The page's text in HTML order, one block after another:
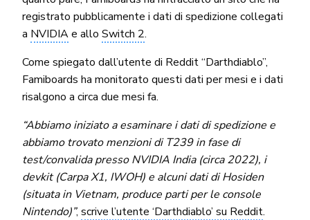
registrato pubblicamente i dati di spedizione collegati
a NVIDIAe alloSwitch 2.
Come spiegato dall’utente di Reddit “Darthdiablo”,
Famiboards ha monitorato questi dati per mesi e i dati
risalgono a circa due mesi fa.
“Abbiamo iniziato a esaminare i dati di spedizione e
abbiamo trovato menzioni di T239 in fase di
test/convalida presso NVIDIA India (circa 2022), i
devkit (Carpa X1, IWOH) e alcuni dati di Hosiden
(situata in Vietnam, produce parti per le console
Nintendo)”, scrive l’utente ‘Darthdiablo’ su Reddit.